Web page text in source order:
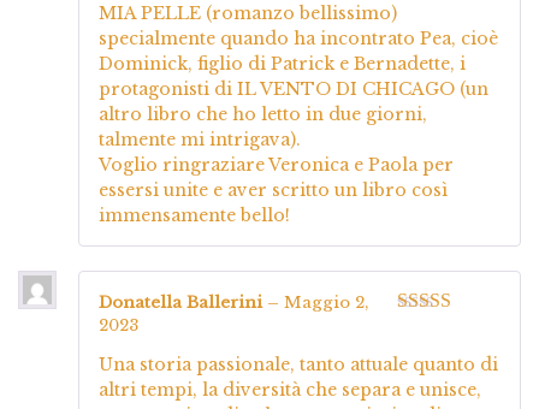
MIA PELLE (romanzo bellissimo)
specialmente quando ha incontrato Pea, cioè
Dominick, figlio di Patrick e Bernadette, i
protagonisti di IL VENTO DI CHICAGO (un
altro libro che ho letto in due giorni,
talmente mi intrigava).
Voglio ringraziare Veronica e Paola per
essersi unite e aver scritto un libro così
immensamente bello!
Donatella Ballerini – Maggio 2,
2023
Una storia passionale, tanto attuale quanto di
altri tempi, la diversità che separa e unisce,